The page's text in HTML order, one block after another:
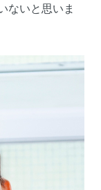
ないと思いま